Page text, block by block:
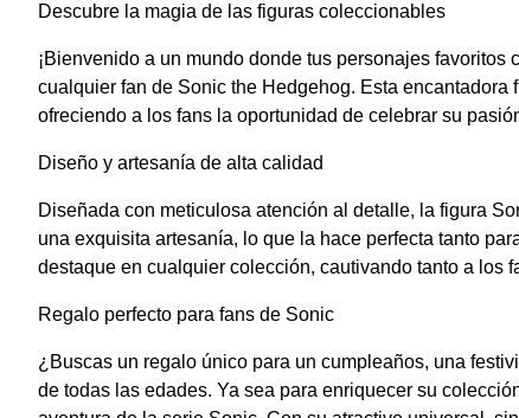
Descubre la magia de las figuras coleccionables
¡Bienvenido a un mundo donde tus personajes
cualquier fan de Sonic the Hedgehog. Esta
ofreciendo a los fans la oportunidad de celebrar su
Diseño y artesanía de alta calidad
Diseñada con meticulosa atención al detalle, la figura
una exquisita artesanía, lo que la hace perfecta tanto
destaque en cualquier colección, cautivando tanto a los
Regalo perfecto para fans de Sonic
¿Buscas un regalo único para un cumpleaños, una
de todas las edades. Ya sea para enriquecer su